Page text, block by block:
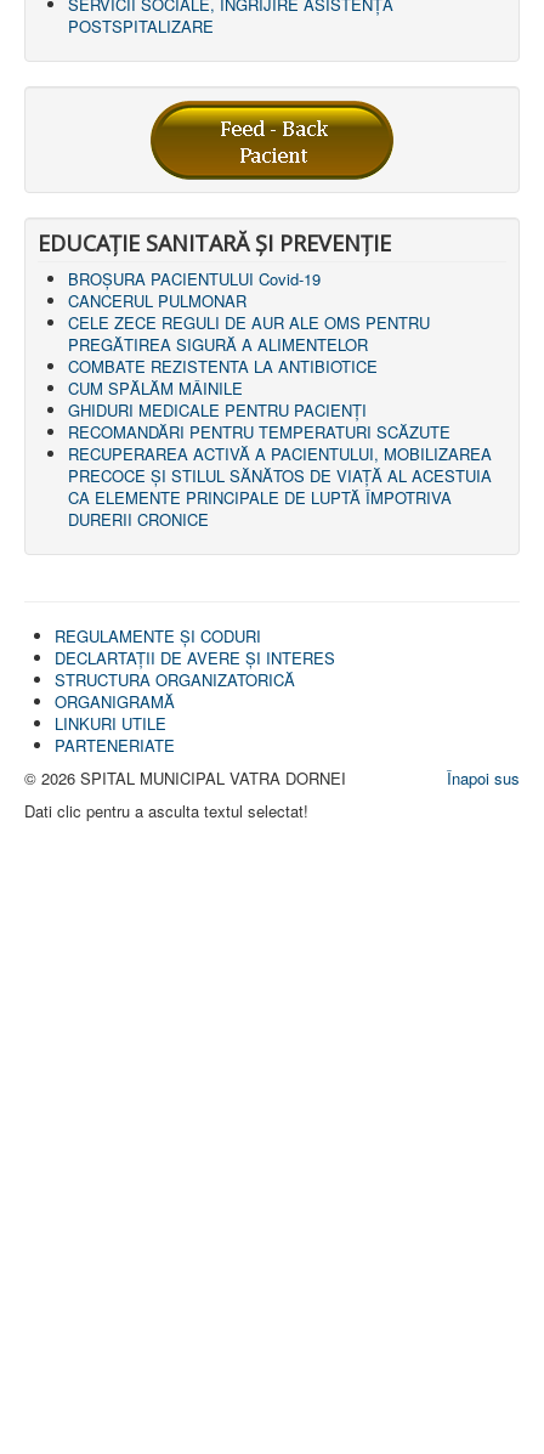
POSTSPITALIZARE
EDUCAȚIE SANITARĂ ȘI PREVENȚIE
BROȘURA PACIENTULUI Covid-19
CANCERUL PULMONAR
CELE ZECE REGULI DE AUR ALE OMS PENTRU
PREGĂTIREA SIGURĂ A ALIMENTELOR
COMBATE REZISTENTA LA ANTIBIOTICE
CUM SPĂLĂM MÂINILE
GHIDURI MEDICALE PENTRU PACIENȚI
RECOMANDĂRI PENTRU TEMPERATURI SCĂZUTE
RECUPERAREA ACTIVĂ A PACIENTULUI, MOBILIZAREA
PRECOCE ȘI STILUL SĂNĂTOS DE VIAȚĂ AL ACESTUIA
CA ELEMENTE PRINCIPALE DE LUPTĂ ÎMPOTRIVA
DURERII CRONICE
REGULAMENTE ŞI CODURI
DECLARTAŢII DE AVERE ȘI INTERES
STRUCTURA ORGANIZATORICĂ
ORGANIGRAMĂ
LINKURI UTILE
PARTENERIATE
Înapoi sus
© 2026 SPITAL MUNICIPAL VATRA DORNEI
Dati clic pentru a asculta textul selectat!